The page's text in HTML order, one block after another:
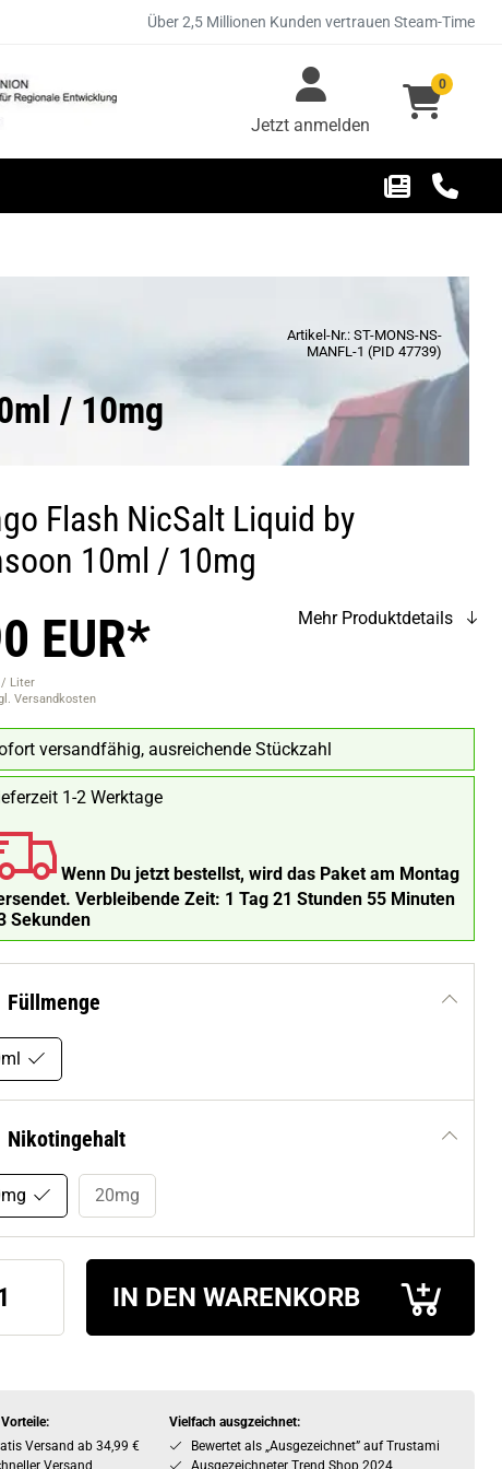
Über 2,5 Millionen Kunden vertrauen Steam-Time
Jetzt anmelden
0
Artikel-Nr.: ST-MONS-NS-
MANFL-1 (PID 47739)
/ 10mg
Flash NicSalt Liquid by
10ml / 10mg
EUR*
/ Liter
Versandkosten
Mehr Produktdetails
versandfähig, ausreichende Stückzahl
1-2 Werktage
Wenn Du jetzt bestellst, wird das Paket am Montag
Verbleibende Zeit: 1 Tag 21 Stunden 55 Minuten
Sekunden
Füllmenge
Nikotingehalt
20mg
IN DEN WARENKORB
Vorteile:
Versand ab 34,99 €
Versand
Vielfach ausgzeichnet:
Bewertet als „Ausgezeichnet” auf Trustami
Ausgezeichneter Trend Shop 2024